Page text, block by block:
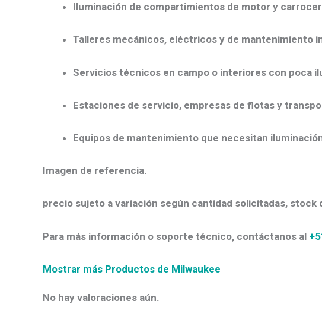
Iluminación de compartimientos de motor y
Talleres mecánicos, eléctricos y de mantenimiento
Servicios técnicos en campo o interiores con poca
Estaciones de servicio, empresas de flotas y
Equipos de mantenimiento que necesitan
Imagen de referencia.
precio sujeto a variación según cantidad solicitadas,
Para más información o soporte técnico, contáctanos al
Mostrar más Productos de Milwaukee
No hay valoraciones aún.